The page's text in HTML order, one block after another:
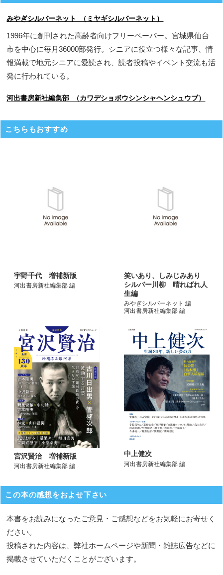
みやぎシルバーネット （ミヤギシルバーネット）
1996年に創刊された高齢者向けフリーペーパー。宮城県仙台
市を中心に毎月36000部発行。シニアに役立つ様々な記事、情
報満載で地元シニアに愛読され、読者投稿やイベント交流も活
発に行われている。
河出書房新社編集部 （カワデショボウシンシャヘンシュウブ）
こちらもおすすめ
宇野千代 増補新版
河出書房新社編集部 編
笑いあり、しみじみあり
シルバー川柳 晴ればれ人
生編
みやぎシルバーネット 編
河出書房新社編集部 編
宮沢賢治 増補新版
河出書房新社編集部 編
中上健次
河出書房新社編集部 編
この本の感想をおよせ下さい
本書をお読みになったご意見・ご感想などをお気軽にお寄せく
ださい。
投稿された内容は、弊社ホームページや新聞・雑誌広告などに
掲載させていただくことがございます。